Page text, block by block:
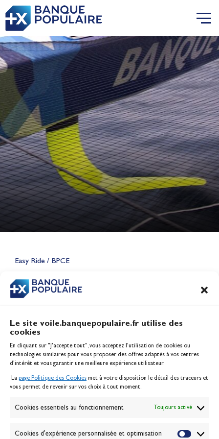
Le site voile.banquepopulaire.fr utilise des
cookies
En cliquant sur "J'accepte tout", vous acceptez l’utilisation de cookies ou
technologies similaires pour vous proposer des offres adaptés à vos centres
d’intérêt et vous garantir une meilleure expérience utilisateur.
La page Politique des Cookies met à votre disposition le détail des traceurs et
vous permet de revenir sur vos choix à tout moment.
Cookies essentiels au fonctionnement Toujours activé
Cookies d'expérience personnalisée et optimisation
Easy Ride / BPCE
CONTENU
Lauriane Nolot en or à Long
Jeux Olympiques 2028
Inscription serveur média
Contact
Politique des cookies
Banque de la voile
Passion Voile TV